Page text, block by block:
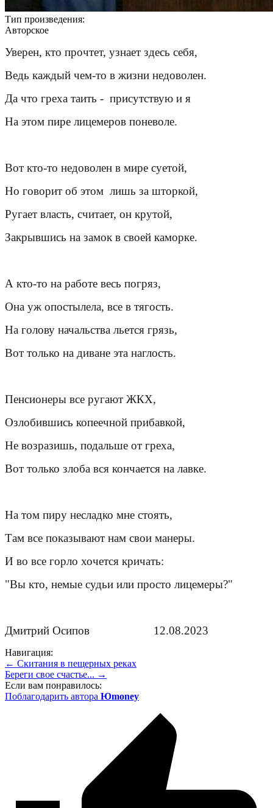
Тип произведения:
Авторское
Уверен, кто прочтет, узнает здесь себя,
Ведь каждый чем-то в жизни недоволен.
Да что греха таить - присутствую и я
На этом пире лицемеров поневоле.
Вот кто-то недоволен в мире суетой,
Но говорит об этом лишь за шторкой,
Ругает власть, считает, он крутой,
Закрывшись на замок в своей каморке.
А кто-то на работе весь погряз,
Она уж опостылела, все в тягость.
На голову начальства льется грязь,
Вот только на диване эта наглость.
Пенсионеры все ругают ЖКХ,
Озлобившись копеечной прибавкой,
Не возразишь, подальше от греха,
Вот только злоба вся кончается на лавке.
На том пиру несладко мне стоять,
Там все показывают нам свои манеры.
И во все горло хочется кричать:
"Вы кто, немые судьи или просто лицемеры?"
Дмитрий Осипов 12.08.2023
Навигация:
← Скитания в пещерных реках
Береги свое счастье... →
Если вам понравилось:
Поблагодарить автора Юmoney